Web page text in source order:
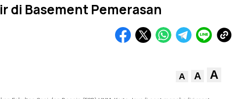
di Basement Pemerasan
A A A